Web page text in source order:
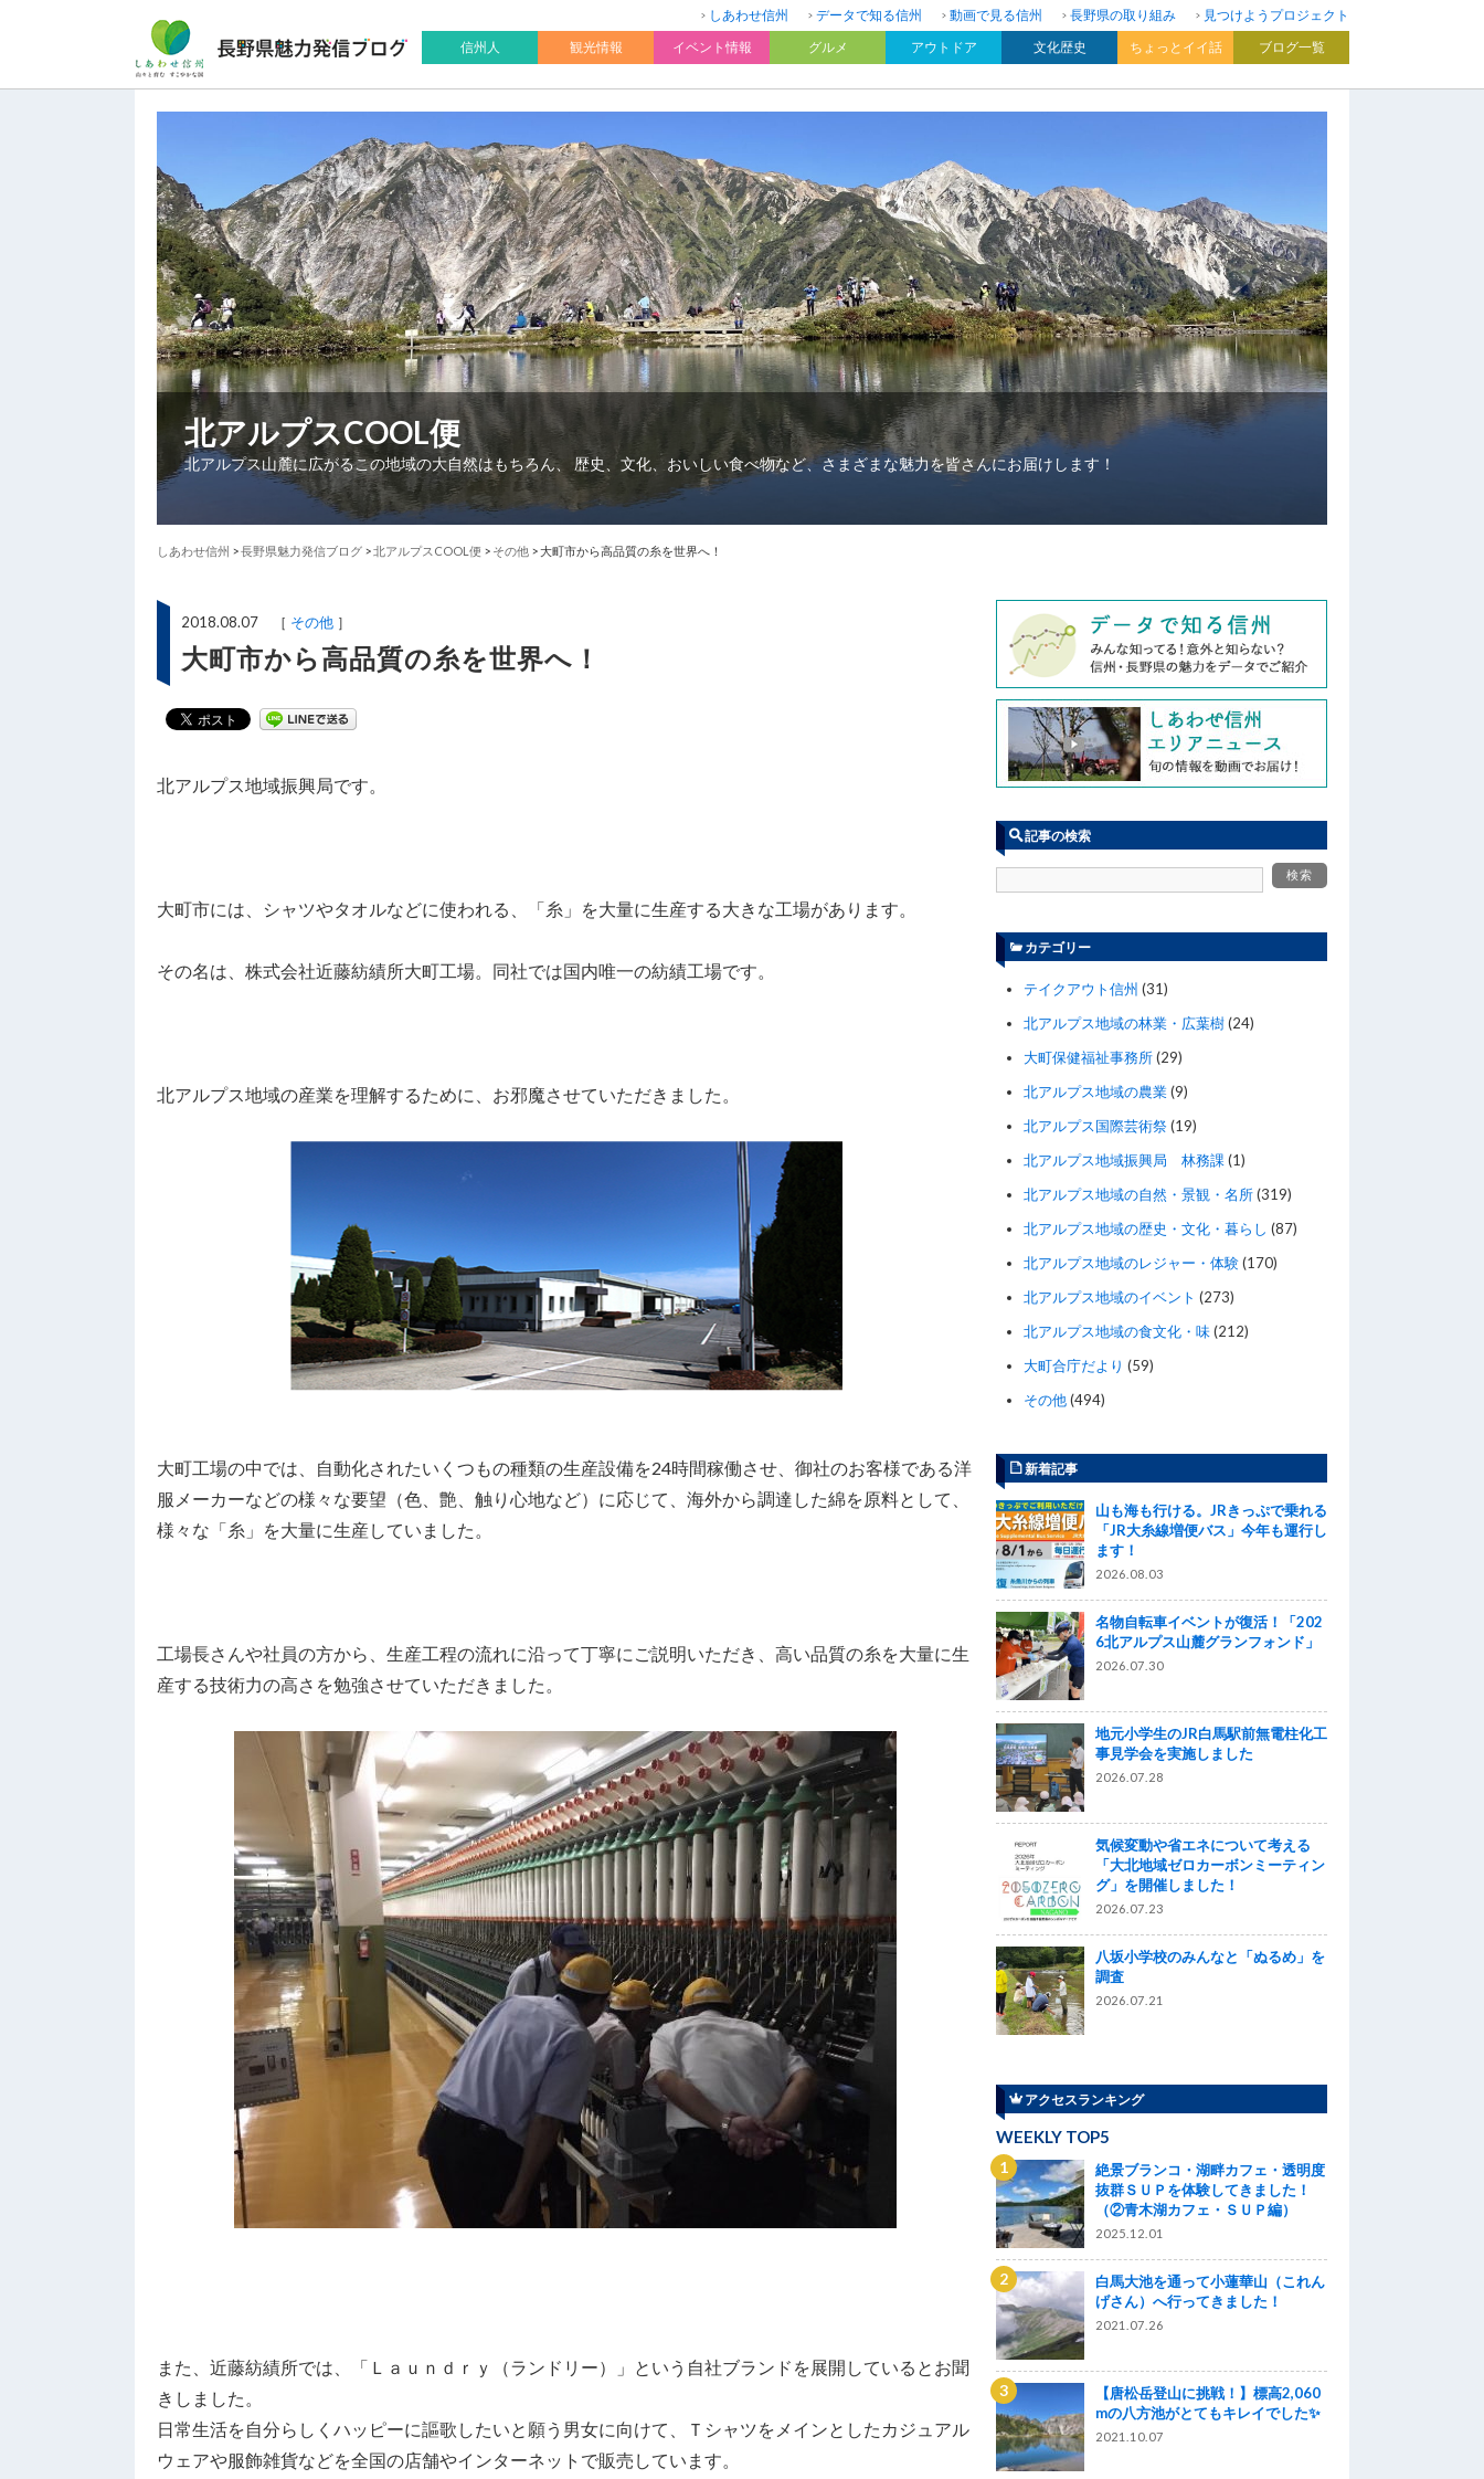
しあわせ信州 データで知る信州 動画で見る信州 長野県の取り組み
見つけようプロジェクト
信州人
観光情報 イベント情報 グルメ アウトドア 文化歴史 ちょっとイイ話 ブログ一覧
北アルプスCOOL便
北アルプス山麓に広がるこの地域の大自然はもちろん、 歴史、文化、おいしい食べ物など、さまざまな魅力を皆さんにお届けします！
しあわせ信州 >長野県魅力発信ブログ >北アルプスCOOL便 > その他 >大町市から高品質の糸を世界へ！
2018.08.07 ［ その他 ］
大町市から高品質の糸を世界へ！
北アルプス地域振興局です。
大町市には、シャツやタオルなどに使われる、「糸」を大量に生産する大きな工場があります。
その名は、株式会社近藤紡績所大町工場。同社では国内唯一の紡績工場です。
北アルプス地域の産業を理解するために、お邪魔させていただきました。
大町工場の中では、自動化されたいくつもの種類の生産設備を24時間稼働させ、御社のお客様である洋
服メーカーなどの様々な要望（色、艶、触り心地など）に応じて、海外から調達した綿を原料として、
様々な「糸」を大量に生産していました。
工場長さんや社員の方から、生産工程の流れに沿って丁寧にご説明いただき、高い品質の糸を大量に生
産する技術力の高さを勉強させていただきました。
また、近藤紡績所では、「Ｌａｕｎｄｒｙ（ランドリー）」という自社ブランドを展開しているとお聞
きしました。
日常生活を自分らしくハッピーに謳歌したいと願う男女に向けて、Ｔシャツをメインとしたカジュアル
ウェアや服飾雑貨などを全国の店舗やインターネットで販売しています。
記事の検索
カテゴリー
テイクアウト信州 (31)
北アルプス地域の林業・広葉樹(24)
大町保健福祉事務所(29)
北アルプス地域の農業(9)
北アルプス国際芸術祭(19)
北アルプス地域振興局 林務課 (1)
北アルプス地域の自然・景観・名所(319)
北アルプス地域の歴史・文化・暮らし (87)
北アルプス地域のレジャー・体験(170)
北アルプス地域のイベント (273)
北アルプス地域の食文化・味(212)
大町合庁だより (59)
その他(494)
新着記事
山も海も行ける。JRきっぷで乗れる
「JR大糸線増便バス」今年も運行し
ます！
2026.08.03
名物自転車イベントが復活！「202
6北アルプス山麓グランフォンド」
2026.07.30
地元小学生のJR白馬駅前無電柱化工
事見学会を実施しました
2026.07.28
気候変動や省エネについて考える
「大北地域ゼロカーボンミーティン
グ」を開催しました！
2026.07.23
八坂小学校のみんなと「ぬるめ」を
調査
2026.07.21
アクセスランキング
WEEKLY TOP5
絶景ブランコ・湖畔カフェ・透明度
抜群ＳＵＰを体験してきました！
（②青木湖カフェ・ＳＵＰ編）
2025.12.01
白馬大池を通って小蓮華山（これん
げさん）へ行ってきました！
2021.07.26
【唐松岳登山に挑戦！】標高2,060
mの八方池がとてもキレイでした✨
2021.10.07